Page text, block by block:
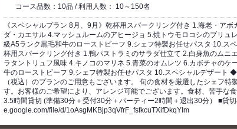
コース品数：10品 / 利用人数： 10～150名
《スペシャルプラン 8月、9月》乾杯用スパークリング付き 1.海老・ア
ダ・カエサル 4.マッシュルームのアヒージョ 5.焼トウモロコシのブリュ
級A5ランク黒毛和牛のローストビーフ 9.シェフ特製お任せパスタ 10.ス
杯用スパークリング付き 1.鴨パストラミのサラダ仕立て 2.白身魚のムニ
ラタントリュフ風味 4.キノコのマリネ 5.青菜のオムレツ 6.カボチャのケ
牛のローストビーフ 9.シェフ特製お任せパスタ 10.スペシャルデザート
（税込）のプランのご用意もございます。 旬の食材を厳選したシェフ
す。お客様のご希望により、アレンジ可能でございます。食材、苦手な
3.5時間貸切 (準備30分＋受付30分＋パーティー2時間＋退出30分） ■貸
e.google.com/file/d/1oAsgMKBjp3qVfrF_fsfkcuTXifDkqYIm